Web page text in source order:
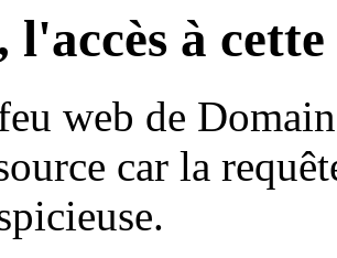
l'accès à
web de
car la